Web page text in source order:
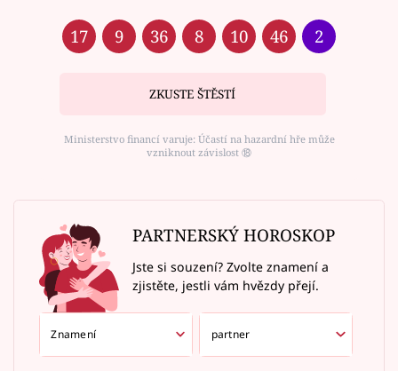
17 9 36 8 10 46 2
ZKUSTE ŠTĚSTÍ
Ministerstvo financí varuje: Účastí na hazardní hře může
vzniknout závislost ⑱
PARTNERSKÝ HOROSKOP
Jste si souzení? Zvolte znamení a
zjistěte, jestli vám hvězdy přejí.